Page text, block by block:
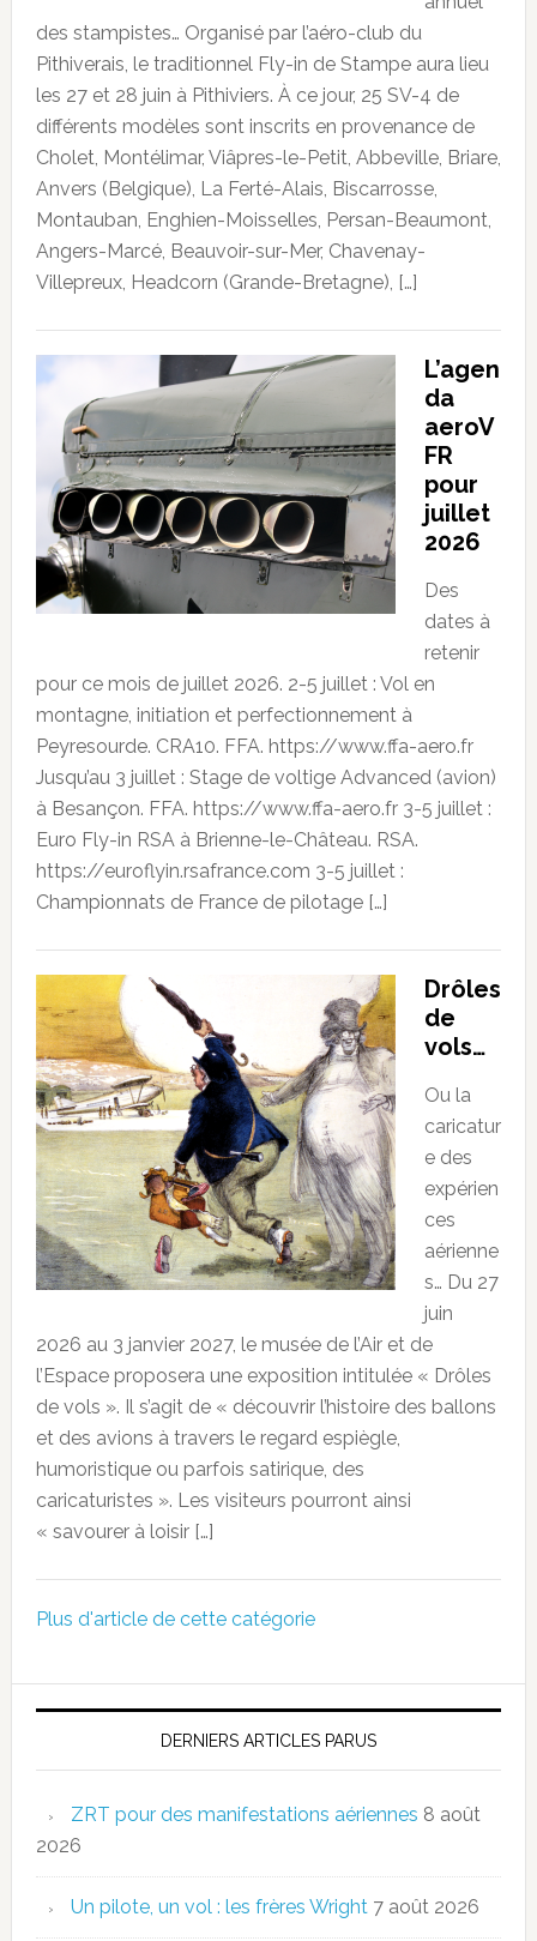
des stampistes… Organisé par l’aéro-club du
Pithiverais, le traditionnel Fly-in de Stampe aura lieu
les 27 et 28 juin à Pithiviers. À ce jour, 25 SV-4 de
différents modèles sont inscrits en provenance de
Cholet, Montélimar, Viâpres-le-Petit, Abbeville, Briare,
Anvers (Belgique), La Ferté-Alais, Biscarrosse,
Montauban, Enghien-Moisselles, Persan-Beaumont,
Angers-Marcé, Beauvoir-sur-Mer, Chavenay-
Villepreux, Headcorn (Grande-Bretagne), […]
L’agen
da
aeroV
FR
pour
juillet
2026
Des
dates à
retenir
pour ce mois de juillet 2026. 2-5 juillet : Vol en
montagne, initiation et perfectionnement à
Peyresourde. CRA10. FFA. https://www.ffa-aero.fr
Jusqu’au 3 juillet : Stage de voltige Advanced (avion)
à Besançon. FFA. https://www.ffa-aero.fr 3-5 juillet :
Euro Fly-in RSA à Brienne-le-Château. RSA.
https://euroflyin.rsafrance.com 3-5 juillet :
Championnats de France de pilotage […]
Drôles
de
vols…
Ou la
caricatur
e des
expérien
ces
aérienne
s… Du 27
juin
2026 au 3 janvier 2027, le musée de l’Air et de
l’Espace proposera une exposition intitulée « Drôles
de vols ». Il s’agit de « découvrir l’histoire des ballons
et des avions à travers le regard espiègle,
humoristique ou parfois satirique, des
caricaturistes ». Les visiteurs pourront ainsi
« savourer à loisir […]
Plus d'article de cette catégorie
DERNIERS ARTICLES PARUS
ZRT pour des manifestations aériennes 8 août
2026
Un pilote, un vol : les frères Wright 7 août 2026